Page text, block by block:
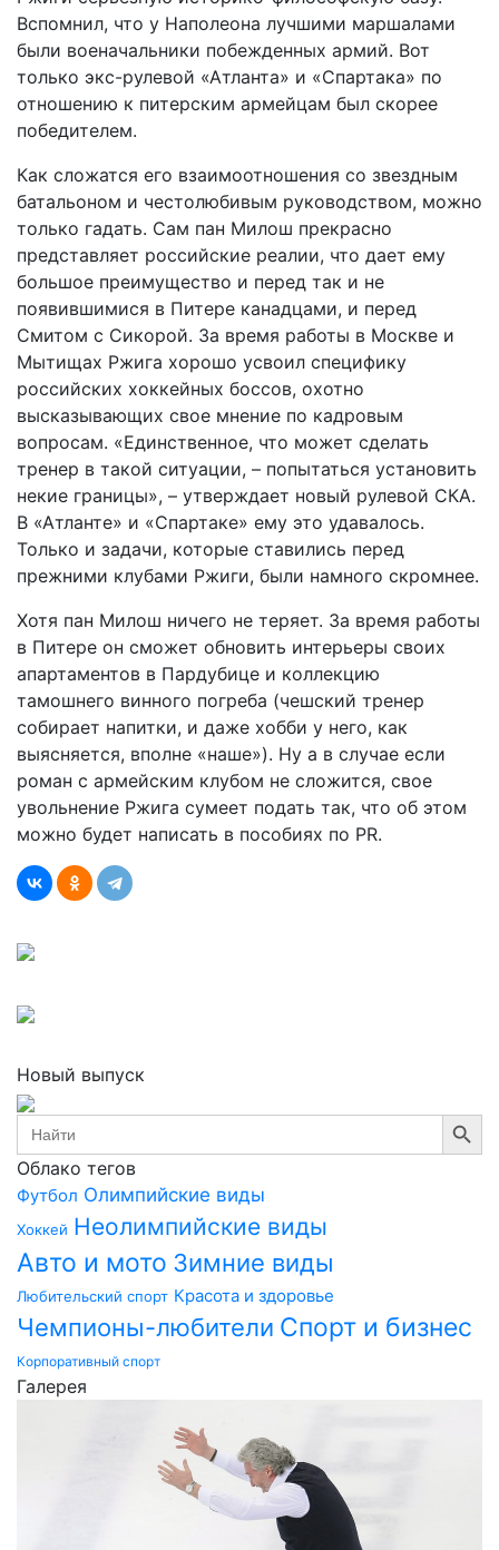
Вспомнил, что у Наполеона лучшими маршалами
были военачальники побежденных армий. Вот
только экс-рулевой «Атланта» и «Спартака» по
отношению к питерским армейцам был скорее
победителем.
Как сложатся его взаимоотношения со звездным
батальоном и честолюбивым руководством, можно
только гадать. Сам пан Милош прекрасно
представляет российские реалии, что дает ему
большое преимущество и перед так и не
появившимися в Питере канадцами, и перед
Смитом с Сикорой. За время работы в Москве и
Мытищах Ржига хорошо усвоил специфику
российских хоккейных боссов, охотно
высказывающих свое мнение по кадровым
вопросам. «Единственное, что может сделать
тренер в такой ситуации, – попытаться установить
некие границы», – утверждает новый рулевой СКА.
В «Атланте» и «Спартаке» ему это удавалось.
Только и задачи, которые ставились перед
прежними клубами Ржиги, были намного скромнее.
Хотя пан Милош ничего не теряет. За время работы
в Питере он сможет обновить интерьеры своих
апартаментов в Пардубице и коллекцию
тамошнего винного погреба (чешский тренер
собирает напитки, и даже хобби у него, как
выясняется, вполне «наше»). Ну а в случае если
роман с армейским клубом не сложится, свое
увольнение Ржига сумеет подать так, что об этом
можно будет написать в пособиях по PR.
Новый выпуск
Search
for:
Search Button
Облако тегов
Футбол Олимпийские виды
Хоккей Неолимпийские виды
Авто и мото Зимние виды
Любительский спорт Красота и здоровье
Чемпионы-любители Спорт и бизнес
Корпоративный спорт
Галерея